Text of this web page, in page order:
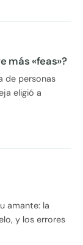
más «feas»?
de personas
eligió a
amante: la
y los errores